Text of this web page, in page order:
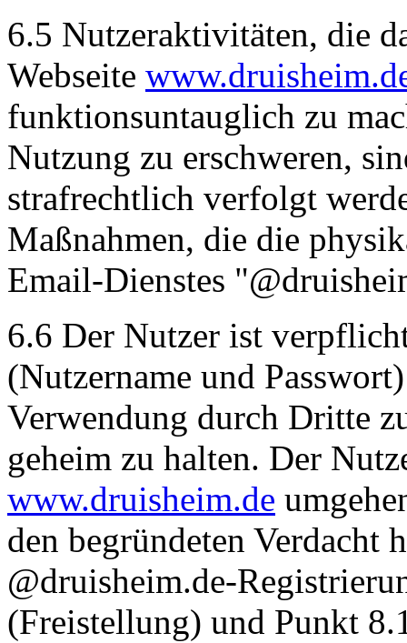
6.5 Nutzeraktivitäten, die
Webseite
funktionsuntauglich zu
Nutzung zu erschweren,
strafrechtlich verfolgt
Maßnahmen, die die
Email-Dienstes
6.6 Der Nutzer ist
(Nutzername und
Verwendung durch Dritte
geheim zu halten. Der
www.druisheim.de
den begründeten Verdacht
@druisheim.de-
(Freistellung) und Punkt